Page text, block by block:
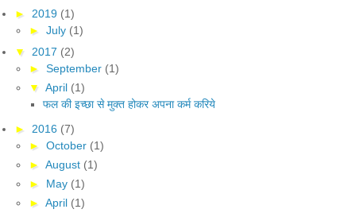
► 2019 (1)
► July (1)
▼ 2017 (2)
► September (1)
▼ April (1)
फल की इच्छा से मुक्त होकर अपना कर्म करिये
► 2016 (7)
► October (1)
► August (1)
► May (1)
► April (1)